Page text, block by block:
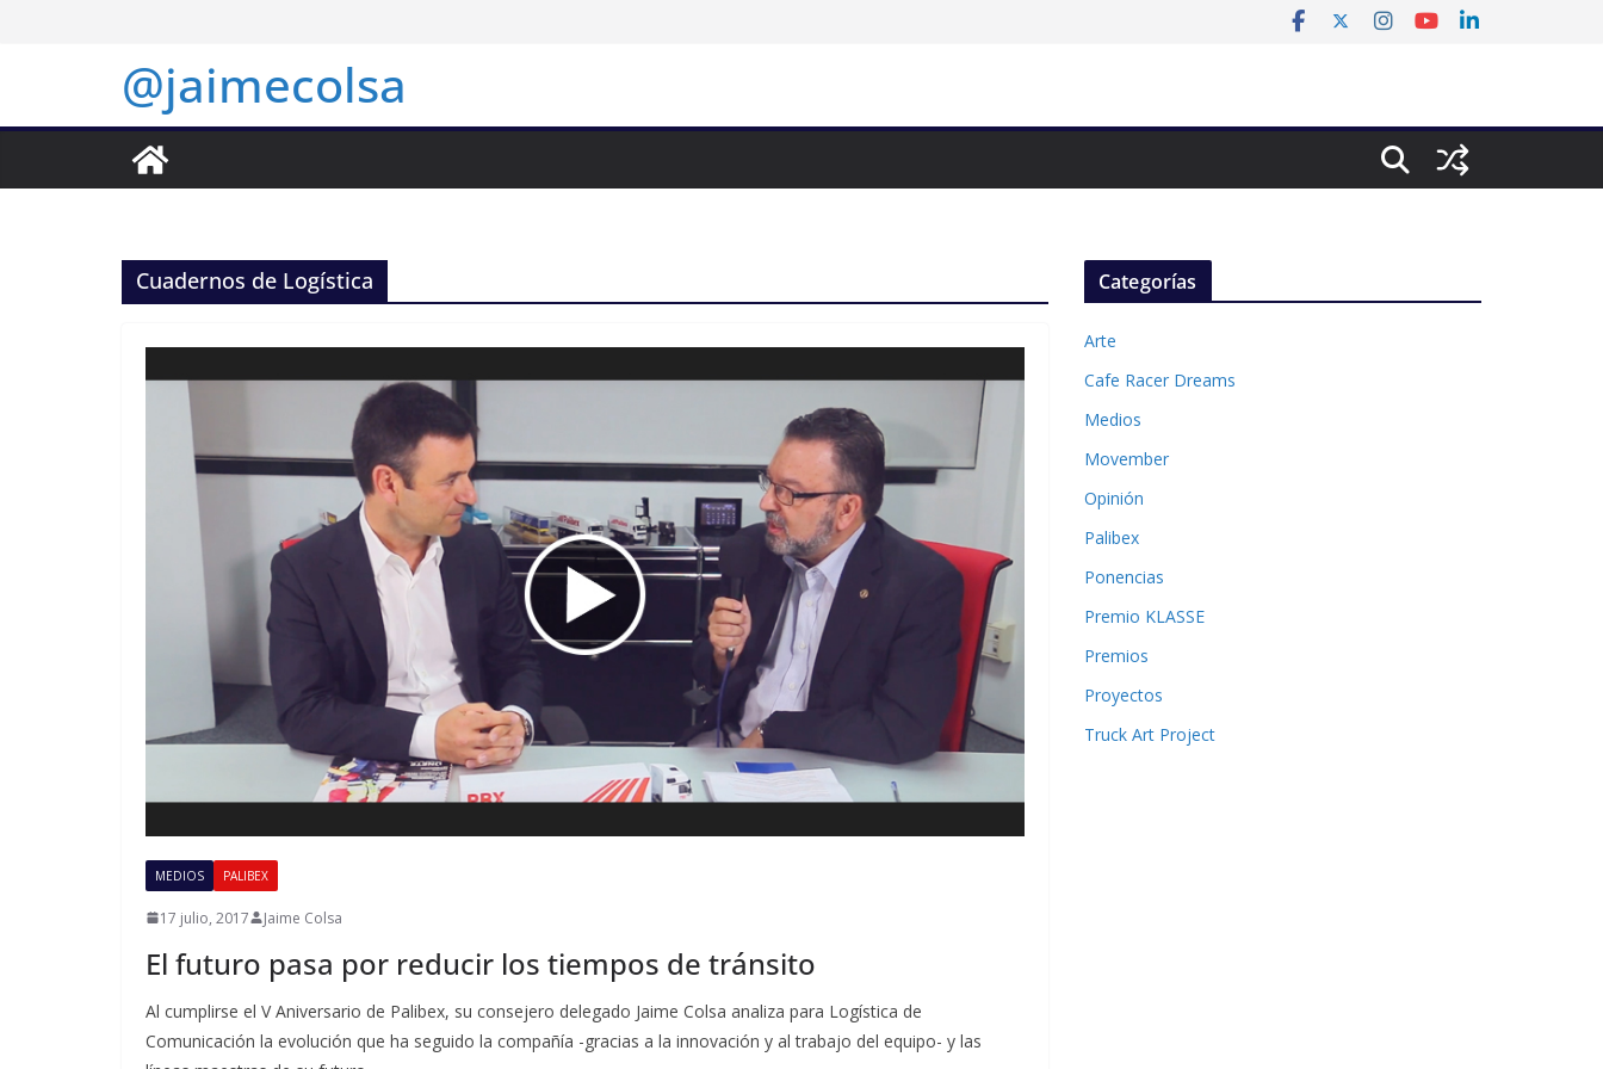
@jaimecolsa
Cuadernos de Logística
MEDIOS PALIBEX
17 julio, 2017 Jaime Colsa
El futuro pasa por reducir los tiempos de tránsito
Al cumplirse el V Aniversario de Palibex, su consejero delegado Jaime Colsa analiza para Logística de
Comunicación la evolución que ha seguido la compañía -gracias a la innovación y al trabajo del equipo- y las
Categorías
Arte
Cafe Racer Dreams
Medios
Movember
Opinión
Palibex
Ponencias
Premio KLASSE
Premios
Proyectos
Truck Art Project